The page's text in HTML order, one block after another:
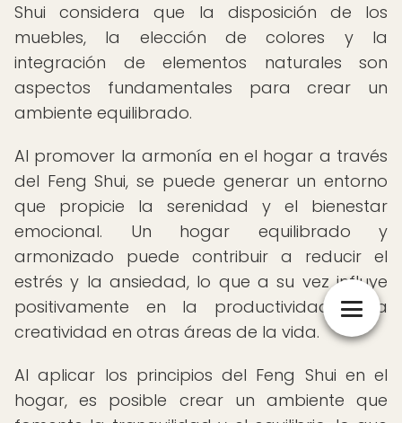
Shui considera que la disposición de los
muebles, la elección de colores y la
integración de elementos naturales son
aspectos fundamentales para crear un
ambiente equilibrado.
Al promover la armonía en el hogar a través
del Feng Shui, se puede generar un entorno
que propicie la serenidad y el bienestar
emocional. Un hogar equilibrado y
armonizado puede contribuir a reducir el
estrés y la ansiedad, lo que a su vez influye
positivamente en la productividad y la
creatividad en otras áreas de la vida.
Al aplicar los principios del Feng Shui en el
hogar, es posible crear un ambiente que